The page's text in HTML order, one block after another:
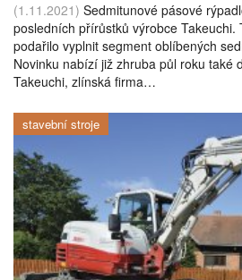
(1.11.2021) Sedmitunové pásové
posledních přírůstků výrobce Takeuchi.
podařilo vyplnit segment oblíbených
Novinku nabízí již zhruba půl roku také
Takeuchi, zlínská firma…
stavební stroje